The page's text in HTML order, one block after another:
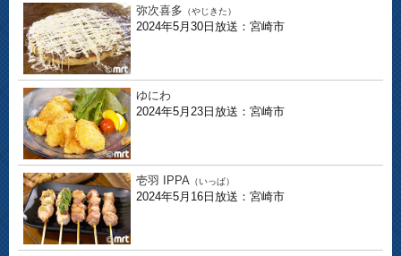
弥次喜多 （やじきた）
2024年5月30日放送：宮崎市
ゆにわ
2024年5月23日放送：宮崎市
壱羽 IPPA （いっぱ）
2024年5月16日放送：宮崎市